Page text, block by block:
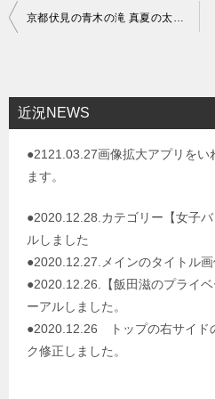
投
ビ
ゲ
京都伏見の青木の滝 真夏の太陽です
近況NEWS
●2121.03.27画像拡大アプリをい
ます。
●2020.12.28.カテゴリー【女子
ルしました
●2020.12.27.メインのタイトル画
●2020.12.26.【飯田滋のプライ
ーアルしました。
●2020.12.26 トップの右サイド
ク修正しました。